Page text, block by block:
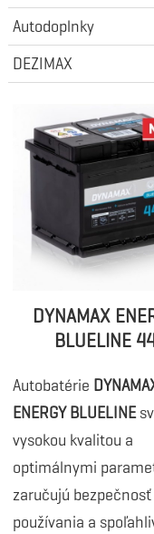
DYNAMAX
BLUELINE
Autobatérie
ENERGY BLUELINE
vysokou kvalitou a
optimálnymi
zaručujú bezpečnosť
používania a
Autodoplnky
DEZIMAX